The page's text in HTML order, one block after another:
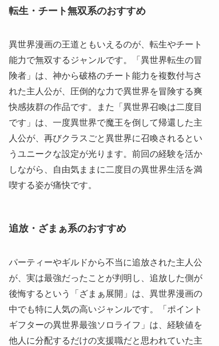
転生・チート無双系のおすすめ
異世界漫画の王道ともいえるのが、転生やチート
能力で無双するジャンルです。「異世界転生の冒
険者」は、神から破格のチート能力を複数付与さ
れた主人公が、圧倒的な力で異世界を冒険する爽
快感抜群の作品です。また「異世界召喚は二度目
です」は、一度異世界で魔王を倒して帰還した主
人公が、再びクラスごと異世界に召喚されるとい
うユニークな設定が光ります。前回の経験を活か
しながら、自由気ままに二度目の異世界生活を満
喫する姿が痛快です。
追放・ざまぁ系のおすすめ
パーティーやギルドから不当に追放された主人公
が、実は最強だったことが判明し、追放した側が
後悔するという「ざまぁ展開」は、異世界漫画の
中でも特に人気の高いジャンルです。「ポイント
ギフターの異世界最強ソロライフ」は、経験値を
他人に分配するだけの支援職だと思われていた主